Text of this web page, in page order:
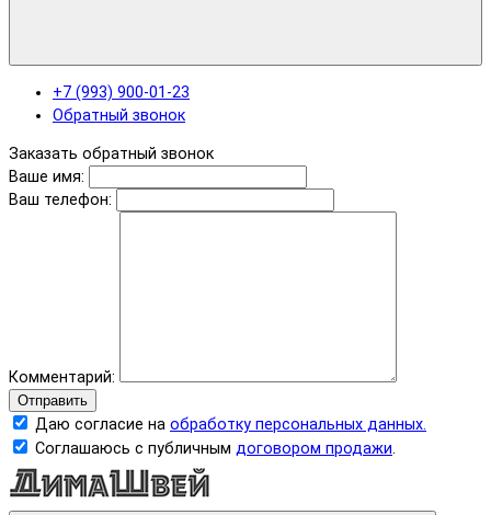
+7 (993) 900-01-23
Обратный звонок
Заказать обратный звонок
Ваше имя:
Ваш телефон:
Комментарий:
Отправить
Даю согласие на обработку персональных данных.
Соглашаюсь с публичным договором продажи.